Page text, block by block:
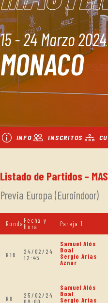
15 - 24 Marzo 2024
MONACO
INFO INSCRITOS
Listado de Partidos -
Previa Europa (Euroindoor)
Ronda Fecha y
Hora
Pareja 1
R16
24/02/24
12:45
Samuel Alós
Boal
Sergio Arias
Aznar
R8
25/02/24
Samuel Alós
Boal
Sergio Arias